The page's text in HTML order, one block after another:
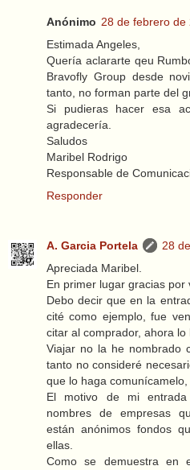
Anónimo 28 de febrero de
Estimada Angeles,
Quería aclararte qeu
Bravofly Group desde
tanto, no forman parte del
Si pudieras hacer esa
agradecería.
Saludos
Maribel Rodrigo
Responsable de
Responder
A. Garcia Portela
28
Apreciada Maribel.
En primer lugar gracias por
Debo decir que en la
cité como ejemplo, fue
citar al comprador, ahora
Viajar no la he nombrado
tanto no consideré
que lo haga
El motivo de mi
nombres de empresas
están anónimos fondos
ellas.
Como se demuestra en